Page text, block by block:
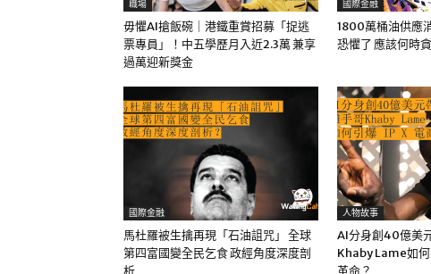
職場
毋懼AI搶飯碗｜港鐵重賞招募「捉逃
票專員」！中五學歷月入近2.3萬 兼享
過萬迎新獎金
國際金融
1800萬桶油供應
恐懼了 應該何時
國際金融
馬杜羅被生擒再現「石油詛咒」 全球
第四富國變全民乞食 政經角度深度剖
析
人物故事
AI分身創40億美
Khaby Lame如何
革命？